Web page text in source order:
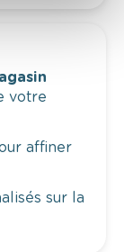
votre
affiner
sur la